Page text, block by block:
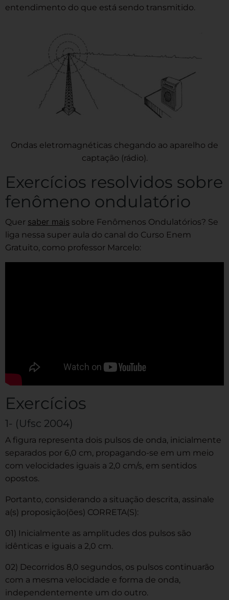
entendimento do que está sendo transmitido.
Ondas eletromagnéticas chegando ao aparelho de
captação (rádio).
Exercícios resolvidos sobre
fenômeno ondulatório
Quer saber mais sobre Fenômenos Ondulatórios? Se
liga nessa super aula do canal do Curso Enem
Gratuito, como professor Marcelo:
Exercícios
1- (Ufsc 2004)
A figura representa dois pulsos de onda, inicialmente
separados por 6,0 cm, propagando-se em um meio
com velocidades iguais a 2,0 cm/s, em sentidos
opostos.
Portanto, considerando a situação descrita, assinale
a(s) proposição(ões) CORRETA(S):
01) Inicialmente as amplitudes dos pulsos são
idênticas e iguais a 2,0 cm.
02) Decorridos 8,0 segundos, os pulsos continuarão
com a mesma velocidade e forma de onda,
independentemente um do outro.